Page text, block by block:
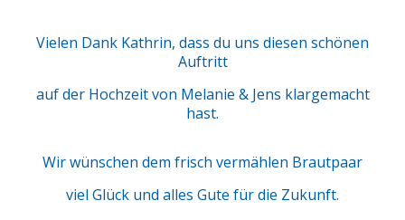
Vielen Dank Kathrin, dass du uns diesen schönen
Auftritt
auf der Hochzeit von Melanie & Jens klargemacht
hast.
Wir wünschen dem frisch vermählen Brautpaar
viel Glück und alles Gute für die Zukunft.